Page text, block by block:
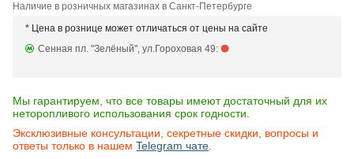
Наличие в розничных магазинах в Санкт-Петербурге
* Цена в рознице может отличаться от цены на сайте
Сенная пл. "Зелёный", ул.Гороховая 49:
Мы гарантируем, что все товары имеют достаточный для их
неторопливого использования срок годности.
Эксклюзивные консультации, секретные скидки, вопросы и
ответы только в нашемTelegram чате.